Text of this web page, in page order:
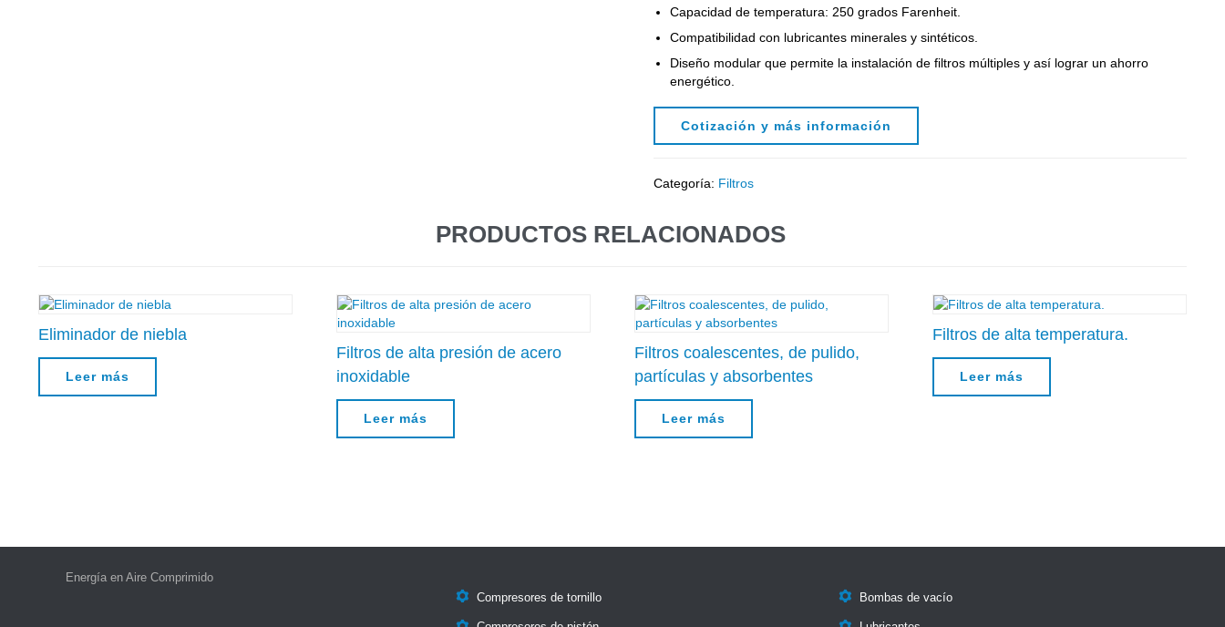
Capacidad de temperatura: 250 grados Farenheit.
Compatibilidad con lubricantes minerales y sintéticos.
Diseño modular que permite la instalación de filtros múltiples y así lograr un ahorro
energético.
Cotización y más información
Categoría: Filtros
PRODUCTOS RELACIONADOS
Eliminador de niebla
Leer más
Filtros de alta presión de acero
inoxidable
Leer más
Filtros coalescentes, de pulido,
partículas y absorbentes
Leer más
Filtros de alta temperatura.
Leer más
Energía en Aire Comprimido
 Compresores de tornillo  Bombas de vacío